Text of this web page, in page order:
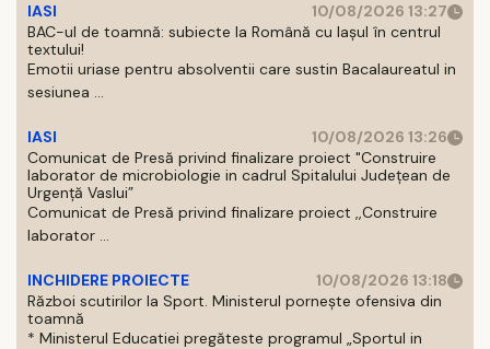
IASI
10/08/2026 13:27
BAC-ul de toamnă: subiecte la Română cu Iașul în centrul
textului!
Emotii uriase pentru absolventii care sustin Bacalaureatul in
sesiunea ...
IASI
10/08/2026 13:26
Comunicat de Presă privind finalizare proiect "Construire
laborator de microbiologie in cadrul Spitalului Județean de
Urgență Vaslui”
Comunicat de Presă privind finalizare proiect ,,Construire
laborator ...
INCHIDERE PROIECTE
10/08/2026 13:18
Război scutirilor la Sport. Ministerul pornește ofensiva din
toamnă
* Ministerul Educatiei pregăteste programul „Sportul in